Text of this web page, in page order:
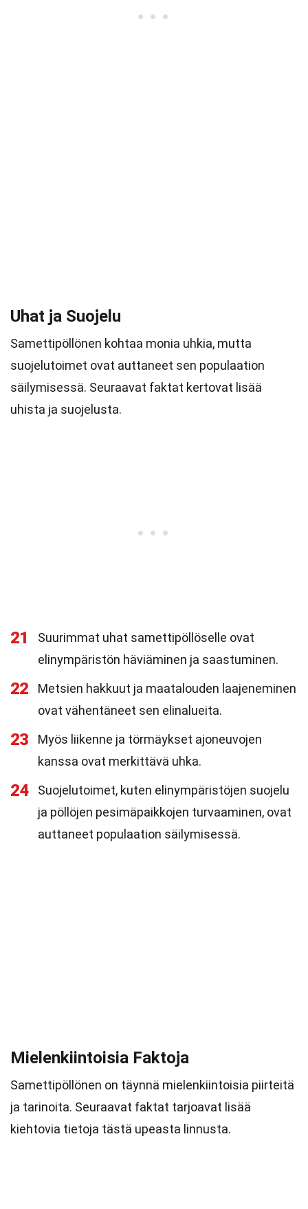
Uhat ja Suojelu
Samettipöllönen kohtaa monia uhkia, mutta
suojelutoimet ovat auttaneet sen populaation
säilymisessä. Seuraavat faktat kertovat lisää
uhista ja suojelusta.
21
Suurimmat uhat samettipöllöselle ovat
elinympäristön häviäminen ja saastuminen.
22
Metsien hakkuut ja maatalouden laajeneminen
ovat vähentäneet sen elinalueita.
23
Myös liikenne ja törmäykset ajoneuvojen
kanssa ovat merkittävä uhka.
24
Suojelutoimet, kuten elinympäristöjen suojelu
ja pöllöjen pesimäpaikkojen turvaaminen, ovat
auttaneet populaation säilymisessä.
Mielenkiintoisia Faktoja
Samettipöllönen on täynnä mielenkiintoisia piirteitä
ja tarinoita. Seuraavat faktat tarjoavat lisää
kiehtovia tietoja tästä upeasta linnusta.